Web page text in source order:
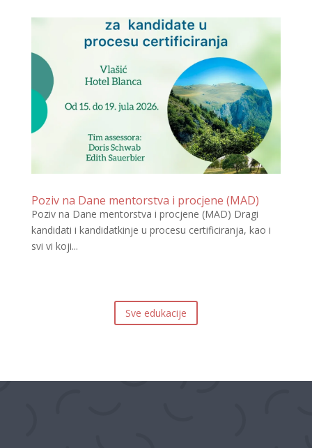
Poziv na Dane mentorstva i procjene (MAD)
Poziv na Dane mentorstva i procjene (MAD) Dragi
kandidati i kandidatkinje u procesu certificiranja, kao i
svi vi koji...
Sve edukacije